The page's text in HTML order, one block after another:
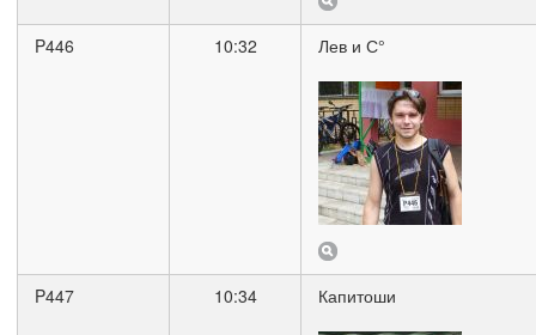
P446 10:32 Лев и С°
P447 10:34 Капитоши